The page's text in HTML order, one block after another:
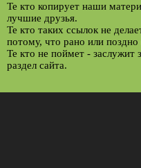
Те кто копирует наши
лучшие друзья.
Те кто таких ссылок не
потому, что рано или
Те кто не поймет - заслужит
раздел сайта.